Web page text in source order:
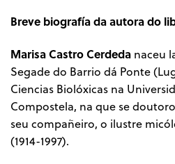
Breve biografía da autora do
Marisa Castro Cerdeda naceu
Segade do Barrio dá Ponte
Ciencias Biolóxicas na
Compostela, na que se
seu compañeiro, o ilustre
(1914-1997).